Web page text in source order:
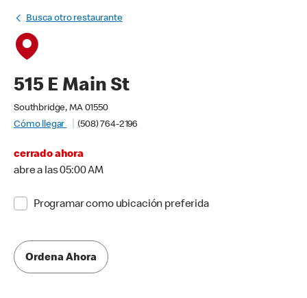
Busca otro restaurante
515 E Main St
Southbridge, MA 01550
Cómo llegar
(508) 764-2196
cerrado ahora
abre a las 05:00 AM
Programar como ubicación preferida
Ordena Ahora